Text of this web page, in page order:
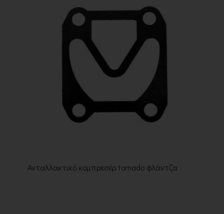
Ανταλλακτικό κομπρεσέρ tornado φλάντζα